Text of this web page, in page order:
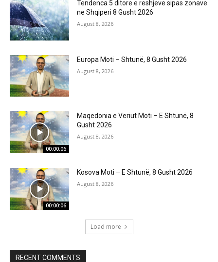
Tendenca 5 ditore e reshjeve sipas zonave
ne Shqiperi 8 Gusht 2026
August 8, 2026
Europa Moti – Shtunë, 8 Gusht 2026
August 8, 2026
00:00:06
Maqedonia e Veriut Moti – E Shtunë, 8
Gusht 2026
August 8, 2026
00:00:06
Kosova Moti – E Shtunë, 8 Gusht 2026
August 8, 2026
Load more
RECENT COMMENTS